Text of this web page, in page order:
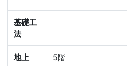
基礎工
法
地上 5階